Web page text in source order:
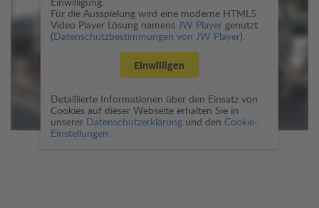
Für die Ausspielung wird eine moderne HTML5
Video Player Lösung namens JW Playergenutzt
(Datenschutzbestimmungen von JW Player).
Einwilligen
Detaillierte Informationen über den Einsatz von
Cookies auf dieser Webseite erhalten Sie in
unserer Datenschutzerklärungund den Cookie-
Einstellungen.